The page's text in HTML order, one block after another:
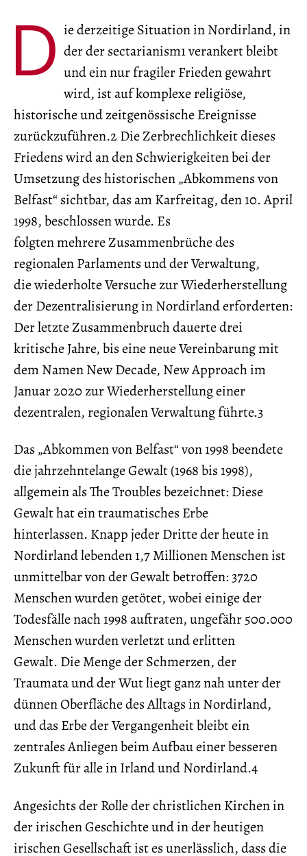
D ie derzeitige Situation in Nordirland, in
der der sectarianism1 verankert bleibt
und ein nur fragiler Frieden gewahrt
wird, ist auf komplexe religiöse,
historische und zeitgenössische Ereignisse
zurückzuführen.2 Die Zerbrechlichkeit dieses
Friedens wird an den Schwierigkeiten bei der
Umsetzung des historischen „Abkommens von
Belfast“ sichtbar, das am Karfreitag, den 10. April
1998, beschlossen wurde. Es
folgten mehrere Zusammenbrüche des
regionalen Parlaments und der Verwaltung,
die wiederholte Versuche zur Wiederherstellung
der Dezentralisierung in Nordirland erforderten:
Der letzte Zusammenbruch dauerte drei
kritische Jahre, bis eine neue Vereinbarung mit
dem Namen New Decade, New Approach im
Januar 2020 zur Wiederherstellung einer
dezentralen, regionalen Verwaltung führte.3
Das „Abkommen von Belfast“ von 1998 beendete
die jahrzehntelange Gewalt (1968 bis 1998),
allgemein als The Troubles bezeichnet: Diese
Gewalt hat ein traumatisches Erbe
hinterlassen. Knapp jeder Dritte der heute in
Nordirland lebenden 1,7 Millionen Menschen ist
unmittelbar von der Gewalt betroffen: 3720
Menschen wurden getötet, wobei einige der
Todesfälle nach 1998 auftraten, ungefähr 500.000
Menschen wurden verletzt und erlitten
Gewalt. Die Menge der Schmerzen, der
Traumata und der Wut liegt ganz nah unter der
dünnen Oberfläche des Alltags in Nordirland,
und das Erbe der Vergangenheit bleibt ein
zentrales Anliegen beim Aufbau einer besseren
Zukunft für alle in Irland und Nordirland.4
Angesichts der Rolle der christlichen Kirchen in
der irischen Geschichte und in der heutigen
irischen Gesellschaft ist es unerlässlich, dass die